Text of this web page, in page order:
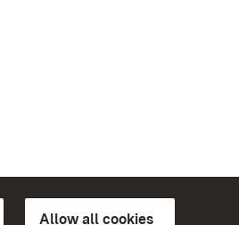
Allow all cookies